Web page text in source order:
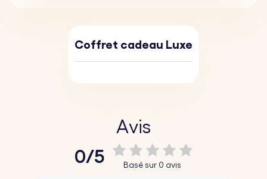
Coffret cadeau Luxe
Avis
0/5 Basé sur 0 avis